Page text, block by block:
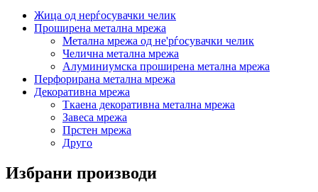
Жица од нерѓосувачки челик
Проширена метална мрежа
Метална мрежа од не'рѓосувачки челик
Челична метална мрежа
Алуминиумска проширена метална мрежа
Перфорирана метална мрежа
Декоративна мрежа
Ткаена декоративна метална мрежа
Завеса мрежа
Прстен мрежа
Друго
Избрани производи